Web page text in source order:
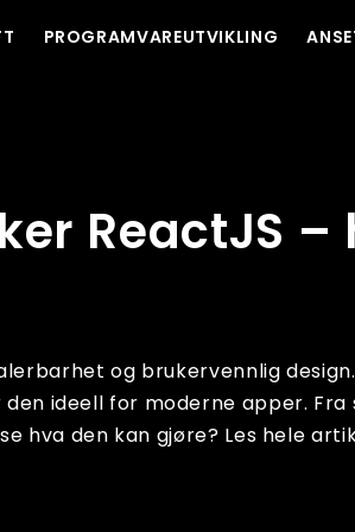
PROGRAMVAREUTVIKLING
ReactJS –
og brukervennlig
ideell for moderne apper.
hva den kan gjøre? Les hele